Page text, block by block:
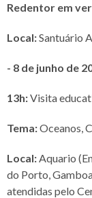
Redentor em
Local:Santuário
- 8 de junho de
13h:Visita
Tema:Oceanos,
Local:Aquario
do Porto,
atendidas pelo